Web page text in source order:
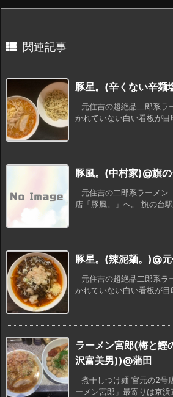
関連記事
豚星。(辛くない辛麺
元住吉の超絶品二郎系ラ
かれていない白い看板が
豚風。(中村家)@旗
元住吉の二郎系ラーメン
店「豚風。」へ。 旗の台
豚星。(辣泥麺。)@
元住吉の超絶品二郎系ラ
かれていない白い看板が
ラーメン宮郎(梅と鰹
沢富美男))@蒲田
煮干しつけ麺 宮元の2号
ーメン宮郎」最寄りは京